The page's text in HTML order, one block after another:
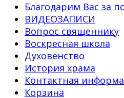
Благодарим Вас за
ВИДЕОЗАПИСИ
Вопрос священнику
Воскресная школа
Духовенство
История храма
Контактная
Корзина